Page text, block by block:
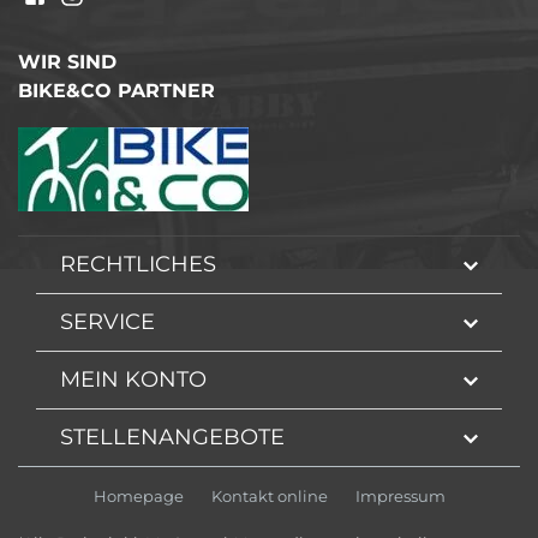
WIR SIND
BIKE&CO PARTNER
RECHTLICHES
SERVICE
MEIN KONTO
STELLENANGEBOTE
Homepage Kontakt online Impressum